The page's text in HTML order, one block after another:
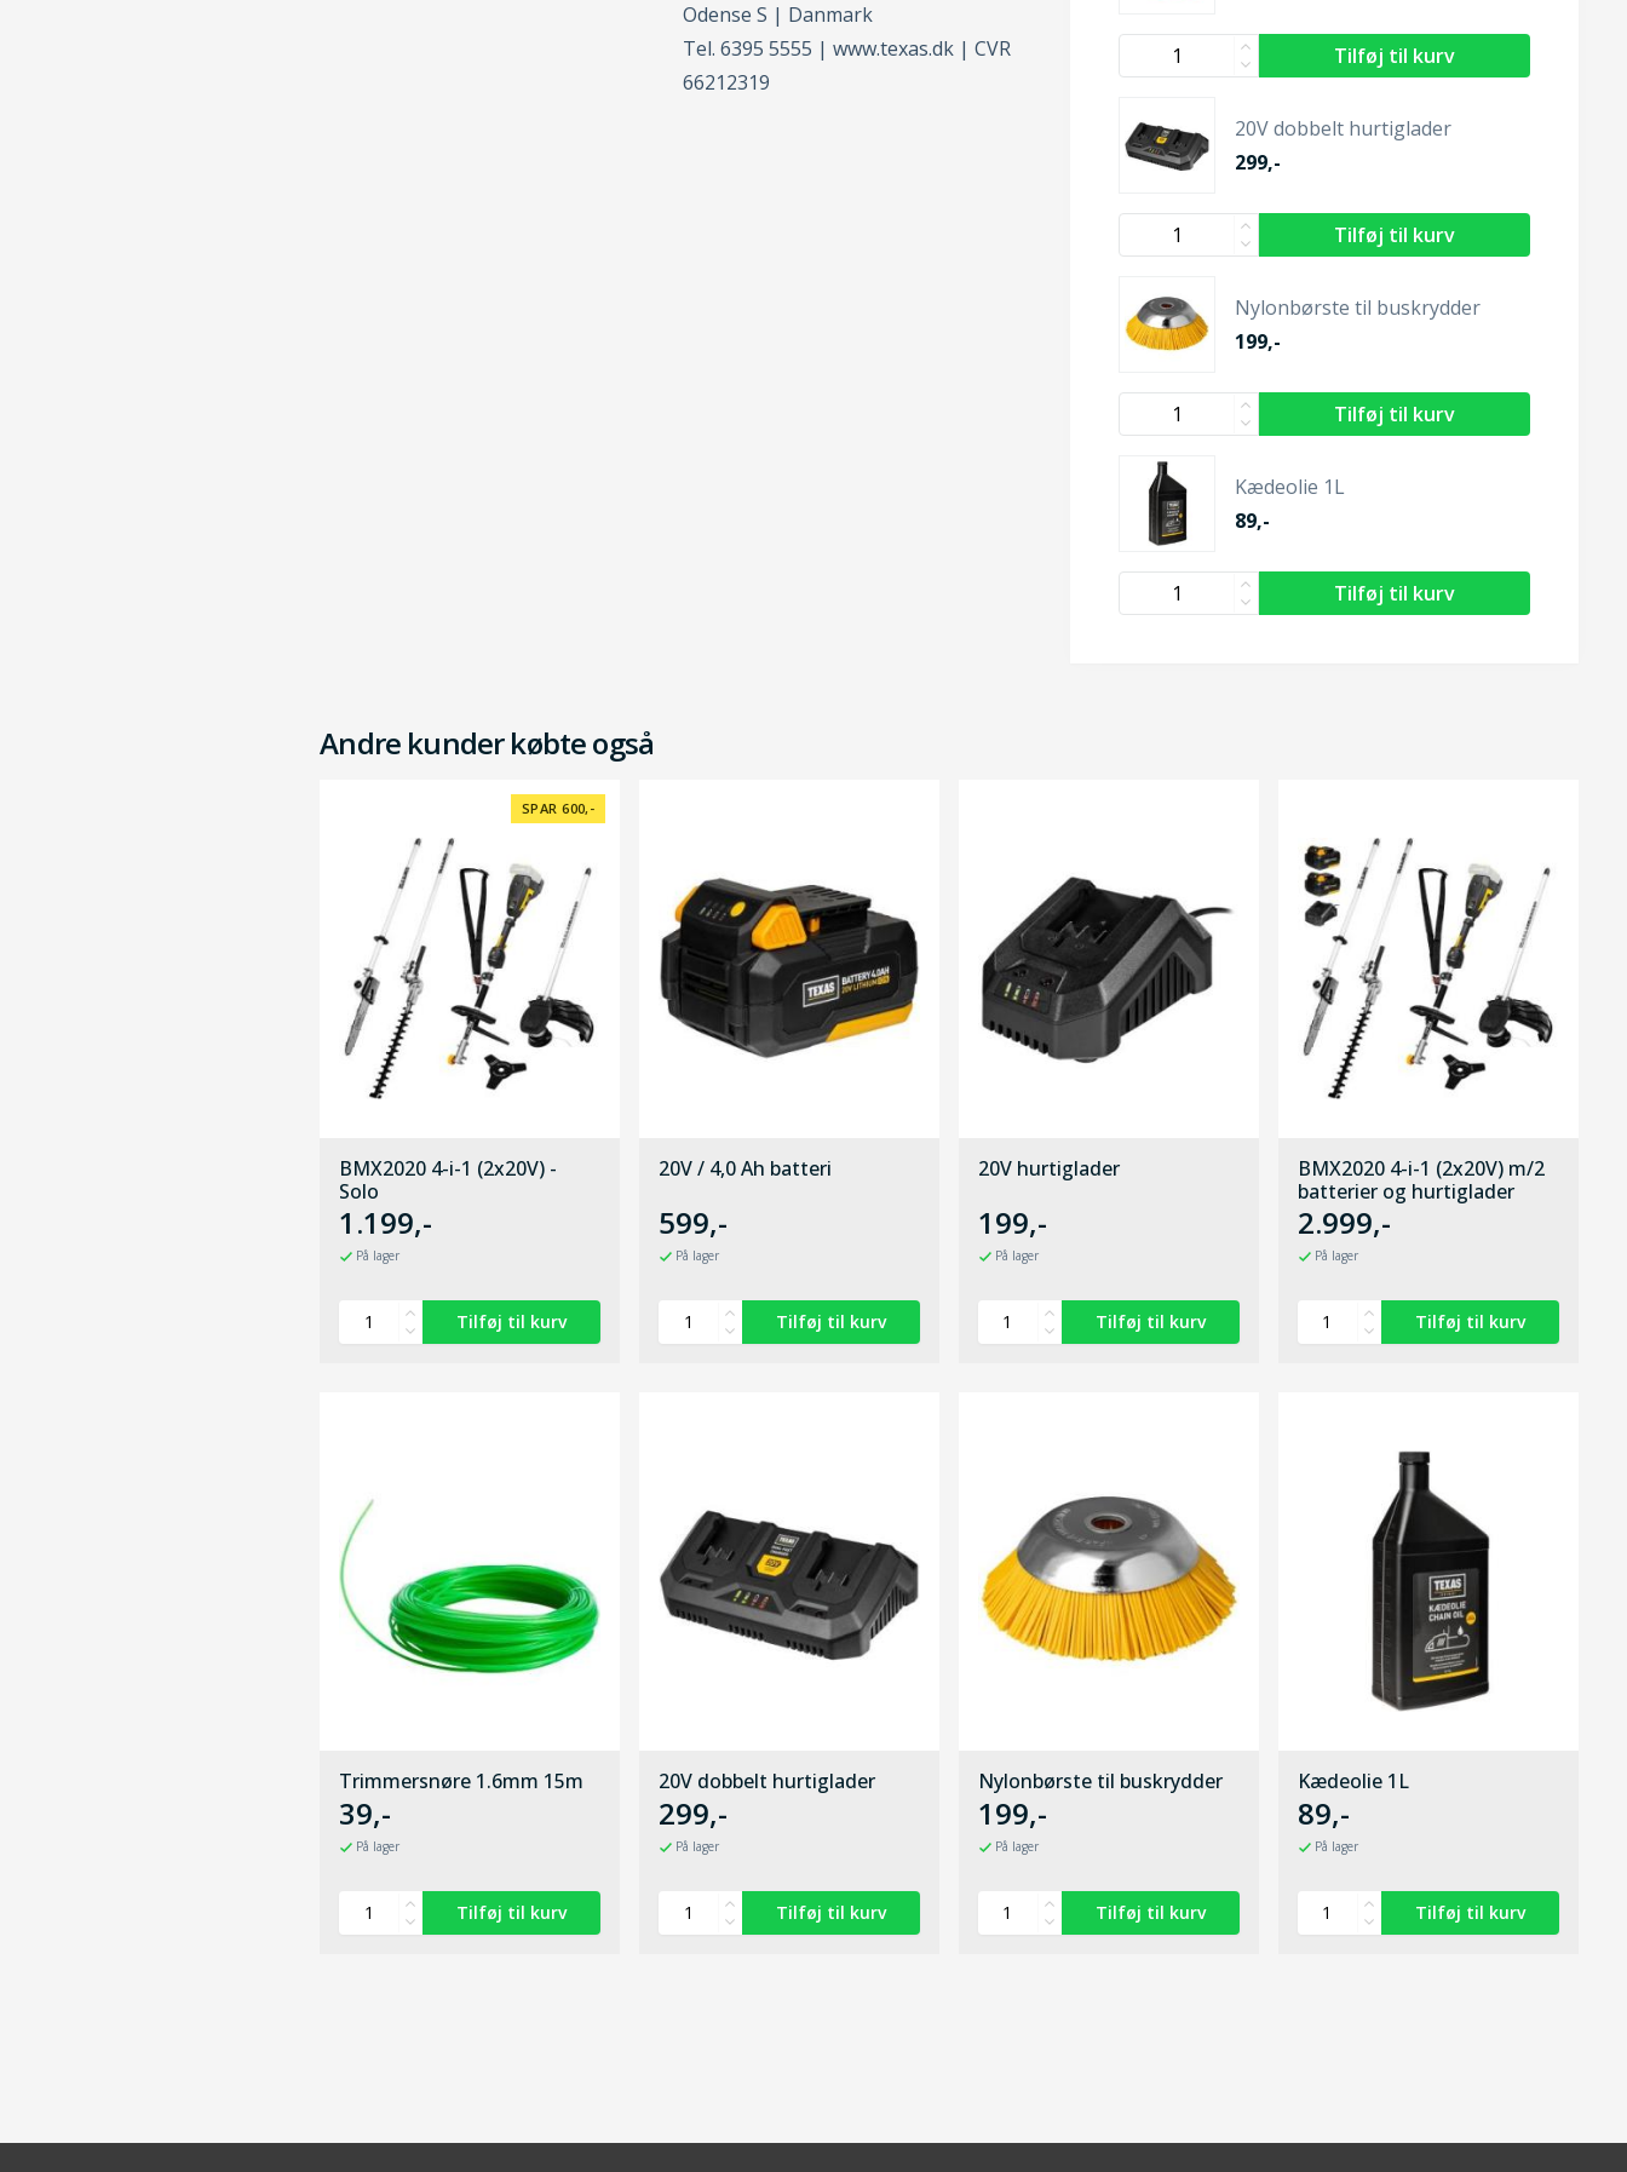
Odense S | Danmark
Tel. 6395 5555 | www.texas.dk | CVR
66212319
20V dobbelt hurtiglader
299,-
Nylonbørste til buskrydder
199,-
Kædeolie 1L
89,-
Andre kunder købte også
SPAR 600,-
BMX2020 4-i-1 (2x20V) -
Solo
1.199,-
På lager
20V / 4,0 Ah batteri
599,-
På lager
20V hurtiglader
199,-
På lager
BMX2020 4-i-1 (2x20V) m/2
batterier og hurtiglader
2.999,-
På lager
Trimmersnøre 1.6mm 15m
39,-
På lager
20V dobbelt hurtiglader
299,-
På lager
Nylonbørste til buskrydder
199,-
På lager
Kædeolie 1L
89,-
På lager